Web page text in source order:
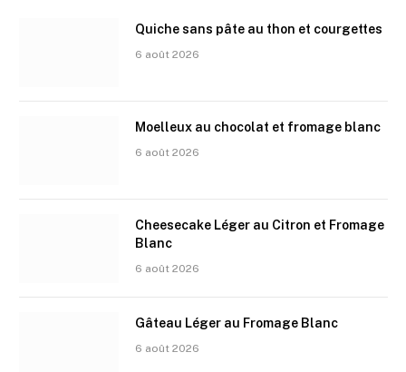
Quiche sans pâte au thon et courgettes
6 août 2026
Moelleux au chocolat et fromage blanc
6 août 2026
Cheesecake Léger au Citron et Fromage
Blanc
6 août 2026
Gâteau Léger au Fromage Blanc
6 août 2026